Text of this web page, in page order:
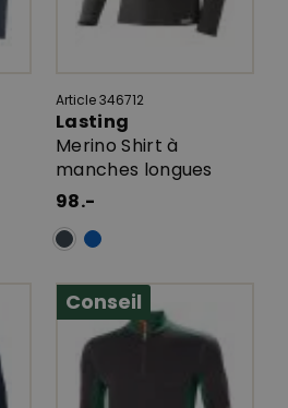
Article 346712
Lasting
Merino Shirt à
manches longues
98.-
Conseil